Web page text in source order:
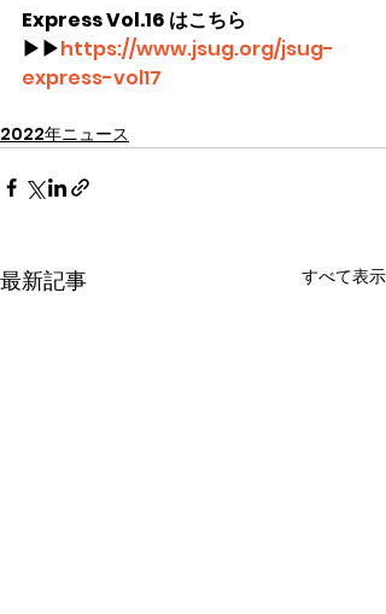
Express Vol.16 はこちら
▶▶https://www.jsug.org/jsug-
express-vol17
2022年ニュース
最新記事 すべて表示